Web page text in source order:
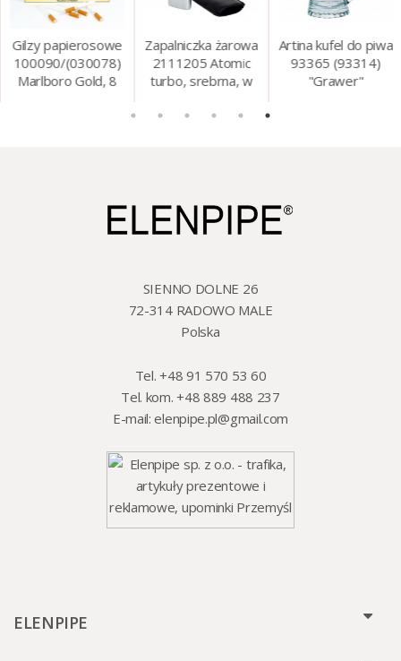
Gilzy papierosowe
100090/(030078)
Marlboro Gold, 8
Zapalniczka żarowa
2111205 Atomic
turbo, srebrna, w
Artina kufel do piwa
93365 (93314)
"Grawer"
SIENNO DOLNE 26
72-314 RADOWO MALE
Polska
Tel. +48 91 570 53 60
Tel. kom. +48 889 488 237
E-mail:elenpipe.pl@gmail.com
ELENPIPE